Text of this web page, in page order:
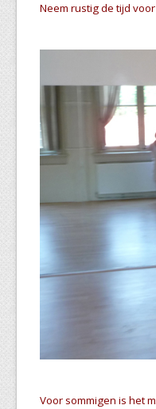
Neem rustig de tijd
Voor sommigen is het